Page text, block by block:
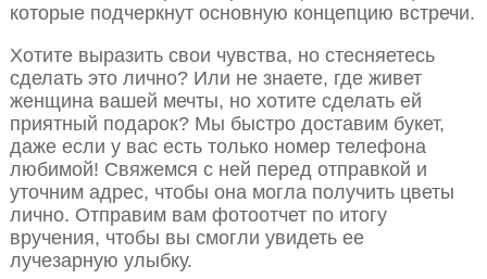
которые подчеркнут основную концепцию встречи.
Хотите выразить свои чувства, но стесняетесь
сделать это лично? Или не знаете, где живет
женщина вашей мечты, но хотите сделать ей
приятный подарок? Мы быстро доставим букет,
даже если у вас есть только номер телефона
любимой! Свяжемся с ней перед отправкой и
уточним адрес, чтобы она могла получить цветы
лично. Отправим вам фотоотчет по итогу
вручения, чтобы вы смогли увидеть ее
лучезарную улыбку.